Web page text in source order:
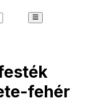
fehér